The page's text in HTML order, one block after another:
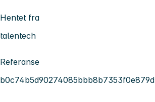
Hentet fra
talentech
Referanse
b0c74b5d90274085bbb8b7353f0e879d